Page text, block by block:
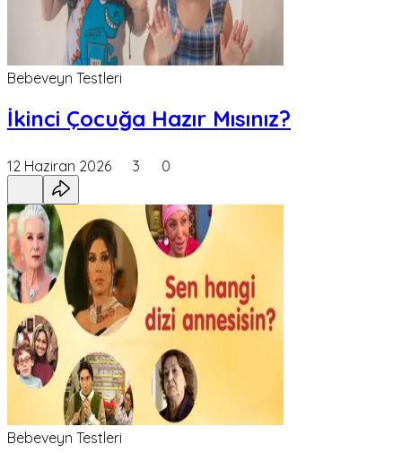
Bebeveyn Testleri
İkinci Çocuğa Hazır Mısınız?
12 Haziran 2026 3 0
Bebeveyn Testleri